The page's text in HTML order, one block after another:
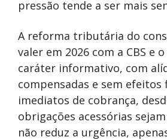
pressão tende a ser mais
A reforma tributária do
valer em 2026 com a CBS e
caráter informativo, com
compensadas e sem efeitos
imediatos de cobrança,
obrigações acessórias
não reduz a urgência,